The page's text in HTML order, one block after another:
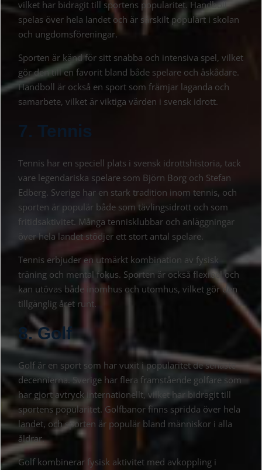
vilket har bidragit till sportens popularitet. Handboll
spelas över hela landet och är särskilt populärt i skolan
och ungdomsföreningar.
Sporten är känd för sitt snabba och intensiva spel, vilket
gör den till en favorit bland både spelare och åskådare.
Handboll är också en sport som främjar laganda och
samarbete, vilket är viktiga värden i svensk idrott.
7. Tennis
Tennis har en speciell plats i svensk idrottshistoria, tack
vare legendariska spelare som Björn Borg och Stefan
Edberg. Sverige har en stark tradition inom tennis, och
sporten är populär både som tävlingsidrott och som
fritidsaktivitet. Många tennisklubbar och anläggningar
över hela landet stödjer ett stort antal spelare.
Tennis erbjuder en utmärkt kombination av fysisk
träning och mental fokus. Sporten är också flexibel och
kan utövas både inomhus och utomhus, vilket gör den
tillgänglig året runt.
8. Golf
Golf är en sport som har vuxit i popularitet de senaste
decennierna. Sverige har flera framstående golfare som
har gjort avtryck internationellt, vilket har bidragit till
sportens popularitet. Golfbanor finns spridda över hela
landet, och sporten är populär bland människor i alla
åldrar.
Golf kombinerar fysisk aktivitet med avkoppling i